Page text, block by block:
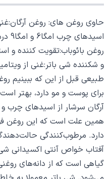
روغن بائوباب:تقویت کننده
طبیعی قبل از این که ببینیم
برای پوست و مو دارد، بهتر
آرگان سرشار از اسیدهای چرب
همین علت است که این روغن
دارد. مرطوب‌کنندگی
آفتاب خواص آنتی اکسیدانی
گیاهی است که از دانه‌های